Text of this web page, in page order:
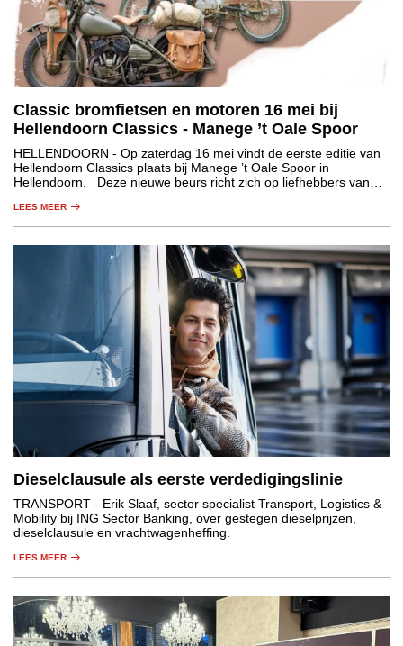
Classic bromfietsen en motoren 16 mei bij
Hellendoorn Classics - Manege ’t Oale Spoor
HELLENDOORN - Op zaterdag 16 mei vindt de eerste editie van
Hellendoorn Classics plaats bij Manege ’t Oale Spoor in
Hellendoorn. Deze nieuwe beurs richt zich op liefhebbers van
LEES MEER
Dieselclausule als eerste verdedigingslinie
TRANSPORT - Erik Slaaf, sector specialist Transport, Logistics &
Mobility bij ING Sector Banking, over gestegen dieselprijzen,
dieselclausule en vrachtwagenheffing.
LEES MEER